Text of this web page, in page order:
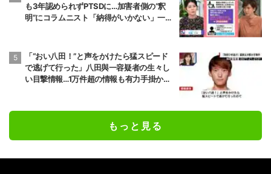
も3年認められずPTSDに…加害者側の“釈
明”にコラムニスト「納得がいかない」一方
「“おい八田！”と声をかけたら猛スピード
で逃げて行った」八田與一容疑者の生々し
い目撃情報…1万件超の情報も有力手掛かり
もっと見る